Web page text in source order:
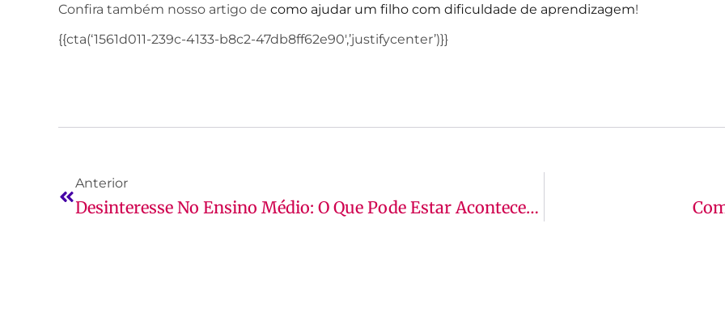
Confira também nosso artigo de como ajudar um filho com dificuldade de aprendizagem!
{{cta(‘1561d011-239c-4133-b8c2-47db8ff62e90′,’justifycenter’)}}
Anterior
Desinteresse No Ensino Médio: O Que Pode Estar Acontecendo?